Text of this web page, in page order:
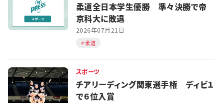
柔道全日本学生優勝 準々決勝で帝
京科大に敗退
2026年07月21日
柔道
スポーツ
チアリーディング関東選手権 ディビ１
で６位入賞